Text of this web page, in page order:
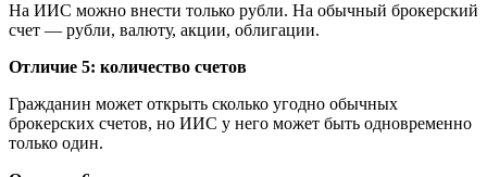
На ИИС можно внести только рубли. На обычный брокерский
счет — рубли, валюту, акции, облигации.
Отличие 5: количество счетов
Гражданин может открыть сколько угодно обычных
брокерских счетов, но ИИС у него может быть одновременно
только один.